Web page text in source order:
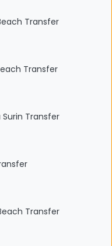
Transfer
Transfer
Transfer
Transfer